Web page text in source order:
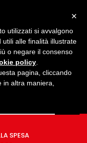
SPESA
×
utilizzati si avvalgono
alle finalità illustrate
o negare il consenso
policy
pagina, cliccando
altra maniera,